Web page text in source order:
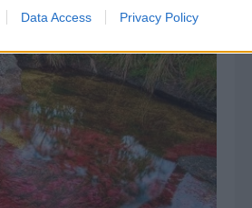
Data Access Privacy Policy